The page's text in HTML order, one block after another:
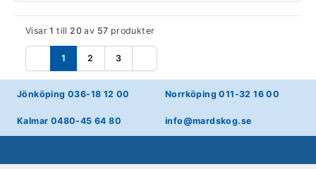
Visar1 till20 av 57 produkter
Föregående
1 2 3
Nästa
Jönköping 036-18 12 00 Norrköping 011-32 16 00
Kalmar 0480-45 64 80 info@mardskog.se